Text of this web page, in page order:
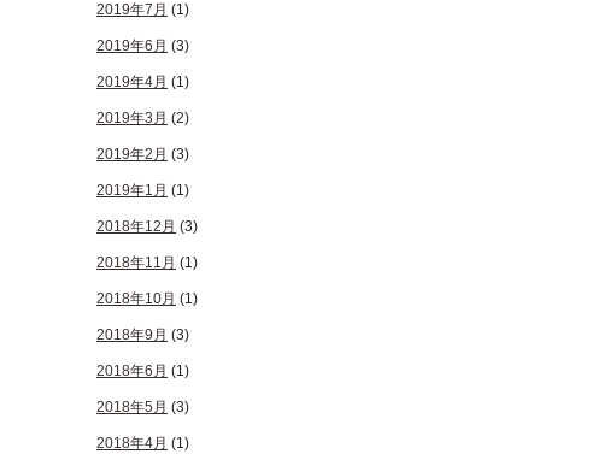
2019年7月 (1)
2019年6月 (3)
2019年4月 (1)
2019年3月 (2)
2019年2月 (3)
2019年1月 (1)
2018年12月 (3)
2018年11月 (1)
2018年10月 (1)
2018年9月 (3)
2018年6月 (1)
2018年5月 (3)
2018年4月 (1)